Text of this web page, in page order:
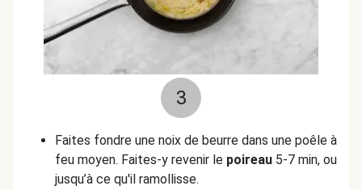
3
Faites fondre une noix de beurre dans une poêle à
feu moyen. Faites-y revenir le poireau 5-7 min, ou
jusqu’à ce qu'il ramollisse.